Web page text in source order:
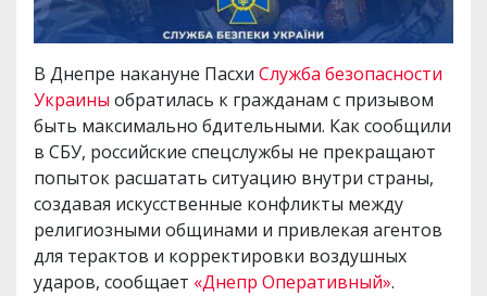
В Днепре накануне Пасхи Служба безопасности
Украины обратилась к гражданам с призывом
быть максимально бдительными. Как сообщили
в СБУ, российские спецслужбы не прекращают
попыток расшатать ситуацию внутри страны,
создавая искусственные конфликты между
религиозными общинами и привлекая агентов
для терактов и корректировки воздушных
ударов, сообщает «Днепр Оперативный».